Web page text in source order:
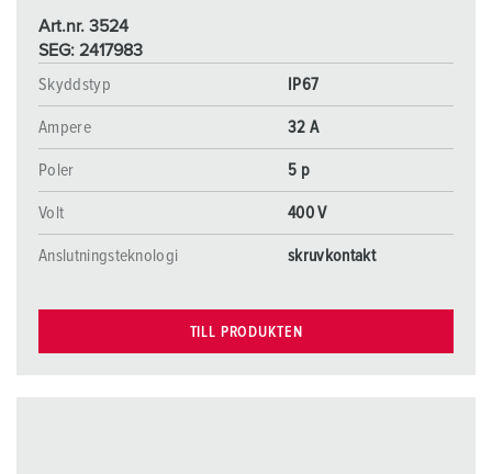
Art.nr. 3524
SEG: 2417983
Skyddstyp
IP67
Ampere 32 A
Poler 5 p
Volt 400 V
Anslutningsteknologi skruvkontakt
TILL PRODUKTEN